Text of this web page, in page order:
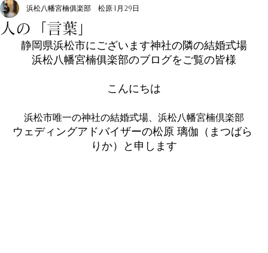
人の「言葉」
浜松八幡宮楠俱楽部 松原1月29日
静岡県浜松市にございます神社の隣の結婚式場
浜松八幡宮楠俱楽部のブログをご覧の皆様
こんにちは
浜松市唯一の神社の結婚式場、浜松八幡宮楠倶楽部
ウェディングアドバイザーの松原 璃伽（まつばら
りか）と申します